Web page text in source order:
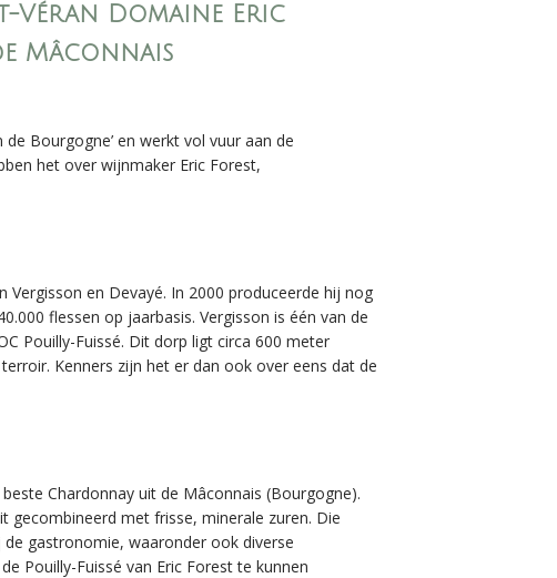
Véran Domaine Eric
Mâconnais
Bourgogne’ en werkt vol vuur aan de
het over wijnmaker Eric Forest,
en Devayé. In 2000 produceerde hij nog
flessen op jaarbasis. Vergisson is één van de
Pouilly-Fuissé. Dit dorp ligt circa 600 meter
Kenners zijn het er dan ook over eens dat de
Chardonnay uit de Mâconnais (Bourgogne).
met frisse, minerale zuren. Die
gastronomie, waaronder ook diverse
Pouilly-Fuissé van Eric Forest te kunnen